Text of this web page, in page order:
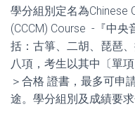
學分組別定名為Chinese
(CCCM) Course -『中
括：古箏、二胡、琵琶
八項，考生以其中〔單
＞合格 證書，最多可申
途。學分組別及成績要求